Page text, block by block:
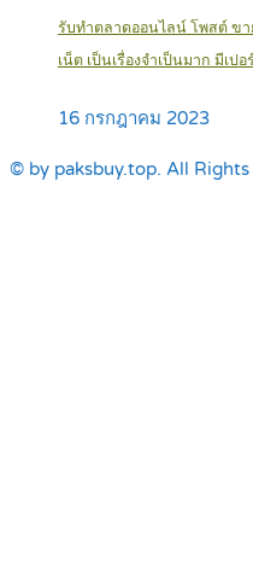
รับทำตลาดออนไลน์ โพสต์ ข
เน็ต เป็นเรื่องจำเป็นมาก มีเป
16 กรกฎาคม 2023
© by paksbuy.top. All Rights